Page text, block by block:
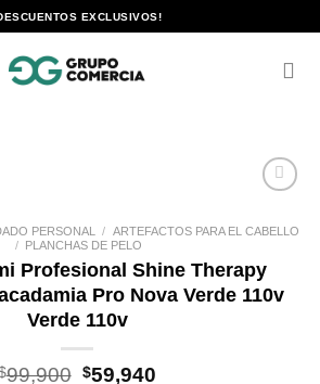
EXCLUSIVOS!
lista de
PERSONAL / ARTEFACTOS PARA EL CABELLO
/ PLANCHAS DE PELO
Profesional Shine Therapy
Pro Nova Verde 110v
Verde 110v
99,900 El
$59,940